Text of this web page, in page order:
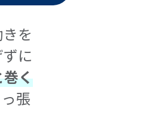
を
に
く
張